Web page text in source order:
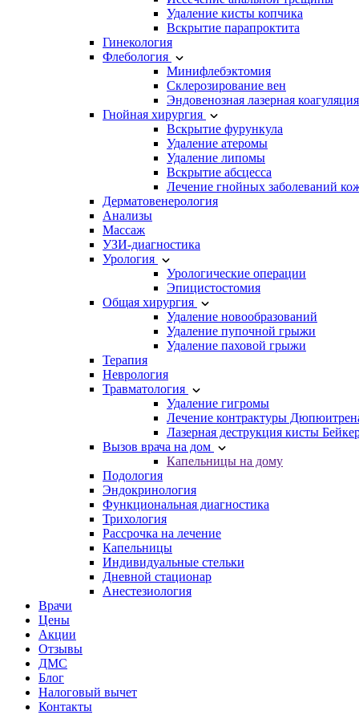
Удаление кисты копчика
Вскрытие парапроктита
Гинекология
Флебология
Минифлебэктомия
Склерозирование вен
Эндовенозная лазерная коагуляция
Гнойная хирургия
Вскрытие фурункула
Удаление атеромы
Удаление липомы
Вскрытие абсцесса
Лечение гнойных заболеваний
Дерматовенерология
Анализы
Массаж
УЗИ-диагностика
Урология
Урологические операции
Эпицистостомия
Общая хирургия
Удаление новообразований
Удаление пупочной грыжи
Удаление паховой грыжи
Терапия
Неврология
Травматология
Удаление гигромы
Лечение контрактуры
Лазерная деструкция кисты
Вызов врача на дом
Капельницы на дому
Подология
Эндокринология
Функциональная диагностика
Трихология
Рассрочка на лечение
Капельницы
Индивидуальные стельки
Дневной стационар
Анестезиология
Врачи
Цены
Акции
Отзывы
ДМС
Блог
Налоговый вычет
Контакты